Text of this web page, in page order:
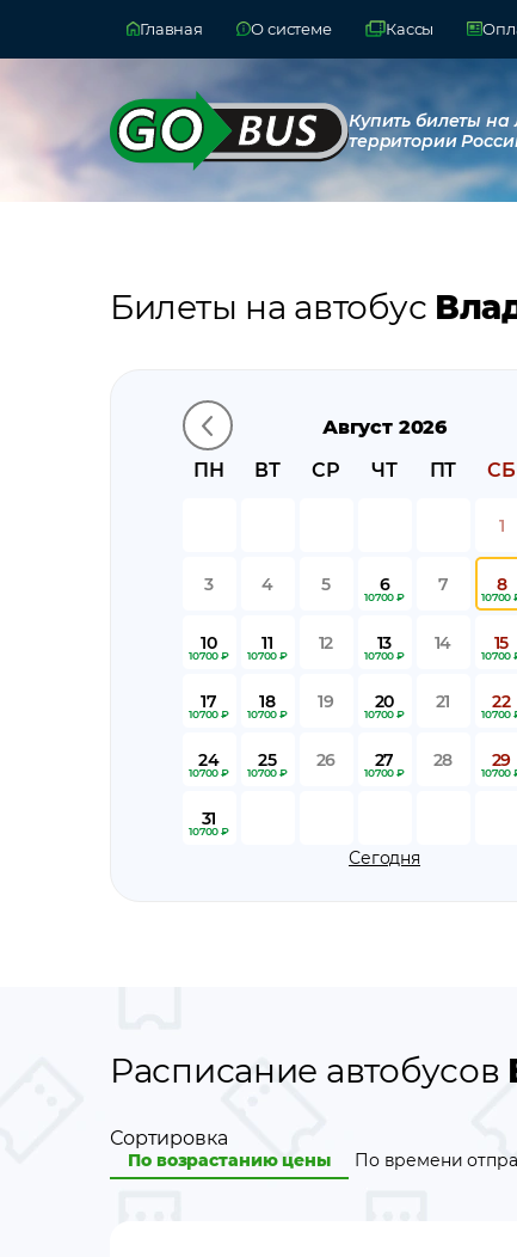
Главная О системе Кассы
Купить билеты
территории
Билеты на автобус
Август 2026
ПН
ВТ СР ЧТ ПТ СБ
1
3 4 5 6
10700 ₽
7 8
10700
10
10700 ₽
11
10700 ₽
12 13
10700 ₽
14 15
10700
17
10700 ₽
18
10700 ₽
19 20
10700 ₽
21 22
10700
24
10700 ₽
25
10700 ₽
26 27
10700 ₽
28 29
10700
31
10700 ₽
Сегодня
Расписание автобусов
Сортировка
По возрастанию цены По времени